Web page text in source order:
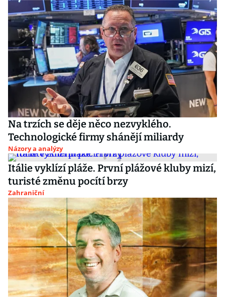
Na trzích se děje něco nezvyklého.
Technologické firmy shánějí miliardy
Názory a analýzy
Itálie vyklízí pláže. První plážové kluby mizí,
turisté změnu pocítí brzy
Zahraniční